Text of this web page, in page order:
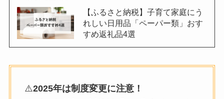
【ふるさと納税】子育て家庭にう
れしい日用品「ペーパー類」おす
すめ返礼品4選
⚠️2025年は制度変更に注意！